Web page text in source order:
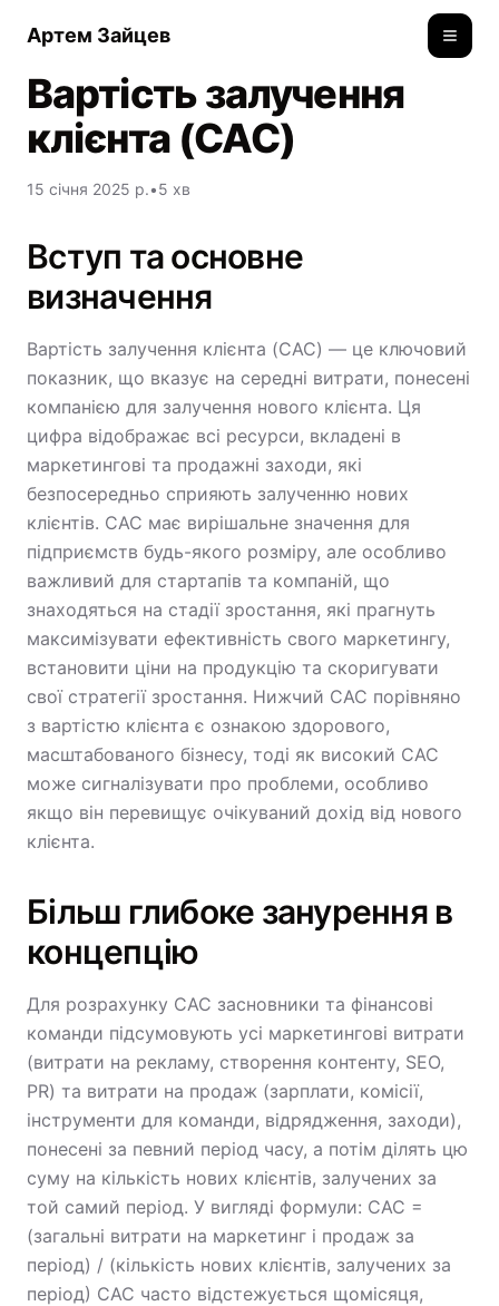
Артем Зайцев
Вартість залучення
клієнта (CAC)
15 січня 2025 р.•5 хв
Вступ та основне
визначення
Вартість залучення клієнта (CAC) — це ключовий
показник, що вказує на середні витрати, понесені
компанією для залучення нового клієнта. Ця
цифра відображає всі ресурси, вкладені в
маркетингові та продажні заходи, які
безпосередньо сприяють залученню нових
клієнтів. CAC має вирішальне значення для
підприємств будь-якого розміру, але особливо
важливий для стартапів та компаній, що
знаходяться на стадії зростання, які прагнуть
максимізувати ефективність свого маркетингу,
встановити ціни на продукцію та скоригувати
свої стратегії зростання. Нижчий CAC порівняно
з вартістю клієнта є ознакою здорового,
масштабованого бізнесу, тоді як високий CAC
може сигналізувати про проблеми, особливо
якщо він перевищує очікуваний дохід від нового
клієнта.
Більш глибоке занурення в
концепцію
Для розрахунку CAC засновники та фінансові
команди підсумовують усі маркетингові витрати
(витрати на рекламу, створення контенту, SEO,
PR) та витрати на продаж (зарплати, комісії,
інструменти для команди, відрядження, заходи),
понесені за певний період часу, а потім ділять цю
суму на кількість нових клієнтів, залучених за
той самий період. У вигляді формули: CAC =
(загальні витрати на маркетинг і продаж за
період) / (кількість нових клієнтів, залучених за
період) CAC часто відстежується щомісяця,